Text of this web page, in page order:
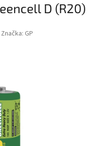
D (R20)
Značka: GP